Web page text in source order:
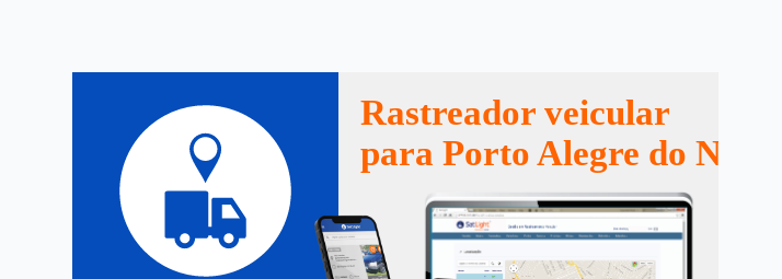
Rastreador veicular
para Porto Alegre do